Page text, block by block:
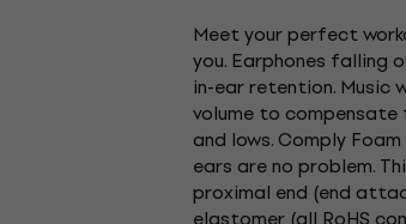
Meet your perfect
you. Earphones falling
in-ear retention. Music
volume to compensate
and lows. Comply
ears are no problem.
proximal end (end